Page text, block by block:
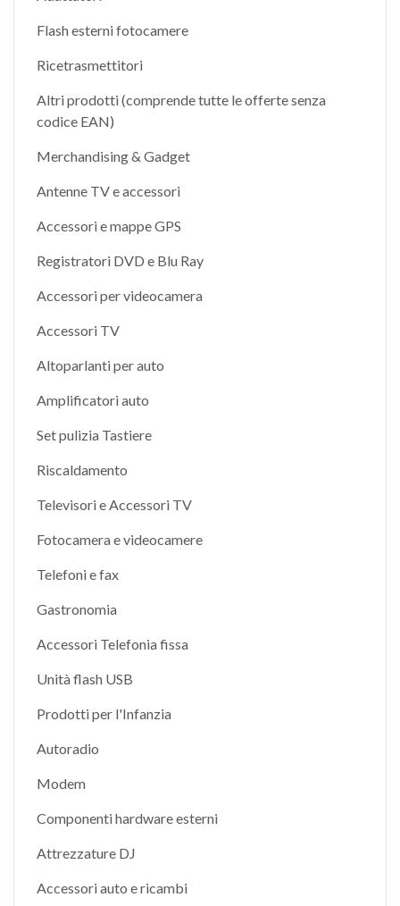
Flash esterni fotocamere
Ricetrasmettitori
Altri prodotti (comprende tutte le offerte senza
codice EAN)
Merchandising & Gadget
Antenne TV e accessori
Accessori e mappe GPS
Registratori DVD e Blu Ray
Accessori per videocamera
Accessori TV
Altoparlanti per auto
Amplificatori auto
Set pulizia Tastiere
Riscaldamento
Televisori e Accessori TV
Fotocamera e videocamere
Telefoni e fax
Gastronomia
Accessori Telefonia fissa
Unità flash USB
Prodotti per l'Infanzia
Autoradio
Modem
Componenti hardware esterni
Attrezzature DJ
Accessori auto e ricambi